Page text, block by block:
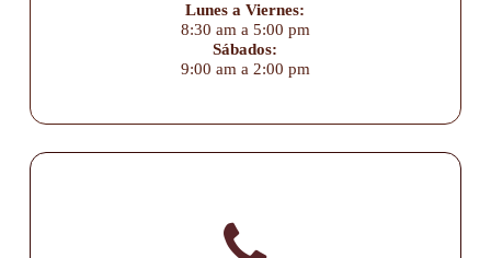
Lunes a Viernes:
8:30 am a 5:00 pm
Sábados:
9:00 am a 2:00 pm